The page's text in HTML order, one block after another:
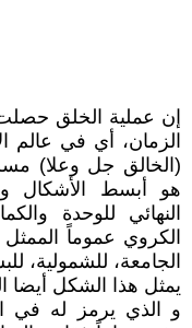
إن عملية الخلق
الزمان، أي في عالم
(الخالق جل وعلا)
هو أبسط الأشكال
النهائي للوحدة
الكروي عموماً
الجامعة، للشمولية،
يمثل هذا الشكل أيضا
و الذي يرمز له في